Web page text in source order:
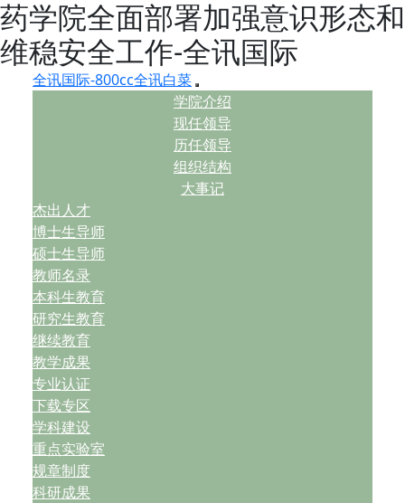
药学院全面部署加强意识形态和
维稳安全工作-全讯国际
全讯国际-800cc全讯白菜
学院介绍
现任领导
历任领导
组织结构
大事记
杰出人才
博士生导师
硕士生导师
教师名录
本科生教育
研究生教育
继续教育
教学成果
专业认证
下载专区
学科建设
重点实验室
规章制度
科研成果